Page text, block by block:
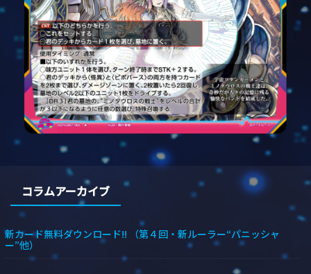
コラムアーカイブ
新カード無料ダウンロード!! （第４回・新ルーラー“パニッシャ
ー”他）